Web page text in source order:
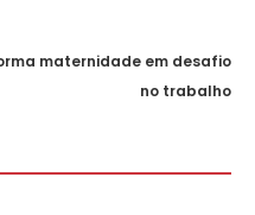
maternidade em desafio
no trabalho